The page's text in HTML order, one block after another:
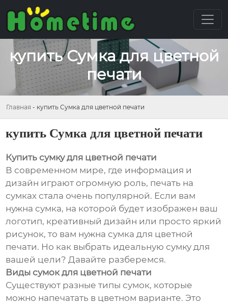
купить Сумка для цветной
печати
Главная - купить Сумка для цветной печати
купить Сумка для цветной печати
Купить сумку для цветной печати
В современном мире, где информация и
дизайн играют огромную роль, печать на
сумках стала очень популярной. Если вам
нужна сумка, на которой будет изображен ваш
логотип, креативный дизайн или просто яркий
рисунок, то вам нужна сумка для цветной
печати. Но как выбрать идеальную сумку для
вашей цели? Давайте разберемся.
Виды сумок для цветной печати
Существуют разные типы сумок, которые
можно напечатать в цветном варианте. Это